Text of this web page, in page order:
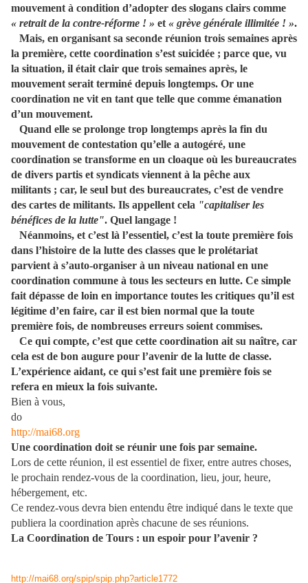
mouvement à condition d’adopter des slogans clairs comme
« retrait de la contre-réforme ! » et « grève générale illimitée ! ».
Mais, en organisant sa seconde réunion trois semaines après
la première, cette coordination s’est suicidée ; parce que, vu
la situation, il était clair que trois semaines après, le
mouvement serait terminé depuis longtemps. Or une
coordination ne vit en tant que telle que comme émanation
d’un mouvement.
Quand elle se prolonge trop longtemps après la fin du
mouvement de contestation qu’elle a autogéré, une
coordination se transforme en un cloaque où les bureaucrates
de divers partis et syndicats viennent à la pêche aux
militants ; car, le seul but des bureaucrates, c’est de vendre
des cartes de militants. Ils appellent cela "capitaliser les
bénéfices de la lutte". Quel langage !
Néanmoins, et c’est là l’essentiel, c’est la toute première fois
dans l’histoire de la lutte des classes que le prolétariat
parvient à s’auto-organiser à un niveau national en une
coordination commune à tous les secteurs en lutte. Ce simple
fait dépasse de loin en importance toutes les critiques qu’il est
légitime d’en faire, car il est bien normal que la toute
première fois, de nombreuses erreurs soient commises.
Ce qui compte, c’est que cette coordination ait su naître, car
cela est de bon augure pour l’avenir de la lutte de classe.
L’expérience aidant, ce qui s’est fait une première fois se
refera en mieux la fois suivante.
Bien à vous,
do
http://mai68.org
Une coordination doit se réunir une fois par semaine.
Lors de cette réunion, il est essentiel de fixer, entre autres choses,
le prochain rendez-vous de la coordination, lieu, jour, heure,
hébergement, etc.
Ce rendez-vous devra bien entendu être indiqué dans le texte que
publiera la coordination après chacune de ses réunions.
La Coordination de Tours : un espoir pour l’avenir ?
http://mai68.org/spip/spip.php?article1772